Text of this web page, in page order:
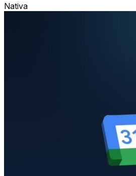
Nativa